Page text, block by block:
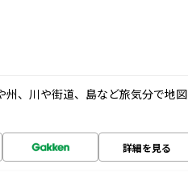
、川や街道、島など旅気分で地図
詳細を見る